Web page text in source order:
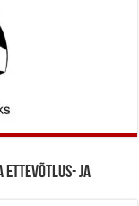
Ettevõtlus- ja